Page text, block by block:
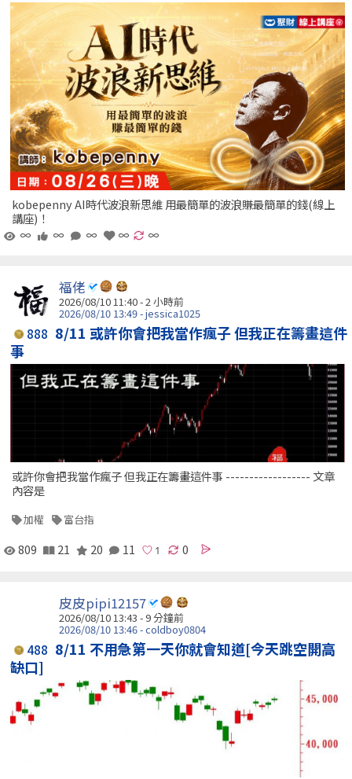
kobepenny AI時代波浪新思維 用最簡單的波浪賺最簡單的錢(線上
講座)！
∞
∞ ∞ ∞ ∞
福佬
2026/08/10 11:40 -2 小時前
2026/08/10 13:49 - jessica1025
888 8/11 或許你會把我當作瘋子 但我正在籌畫這件
事
或許你會把我當作瘋子 但我正在籌畫這件事 ------------------ 文章
內容是
加權 富台指
809 21 20 11 0
皮皮pipi12157
2026/08/10 13:43 -9 分鐘前
2026/08/10 13:46 - coldboy0804
488 8/11 不用急第一天你就會知道[今天跳空開高
缺口]